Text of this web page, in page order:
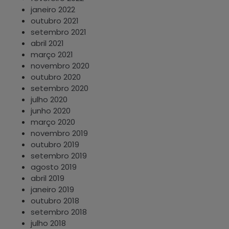
janeiro 2022
outubro 2021
setembro 2021
abril 2021
março 2021
novembro 2020
outubro 2020
setembro 2020
julho 2020
junho 2020
março 2020
novembro 2019
outubro 2019
setembro 2019
agosto 2019
abril 2019
janeiro 2019
outubro 2018
setembro 2018
julho 2018